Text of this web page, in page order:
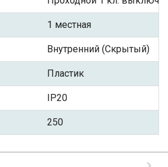
1 местная
Внутренний (Скрытый)
Пластик
IP20
250